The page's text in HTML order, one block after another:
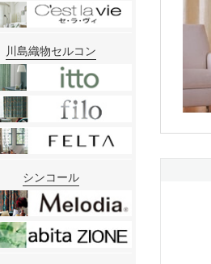
川島織物セルコン
シンコール